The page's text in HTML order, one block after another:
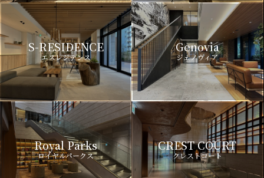
S-RESIDENCE
エスレジデンス
Genovia
ジェノヴィア
Royal Parks
ロイヤルパークス
CREST COURT
クレストコート